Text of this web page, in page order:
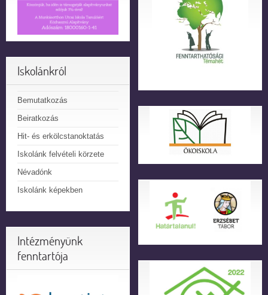
Iskolánkról
Bemutatkozás
Beiratkozás
Hit- és erkölcstanoktatás
Iskolánk felvételi körzete
Névadónk
Iskolánk képekben
Intézményünk
fenntartója